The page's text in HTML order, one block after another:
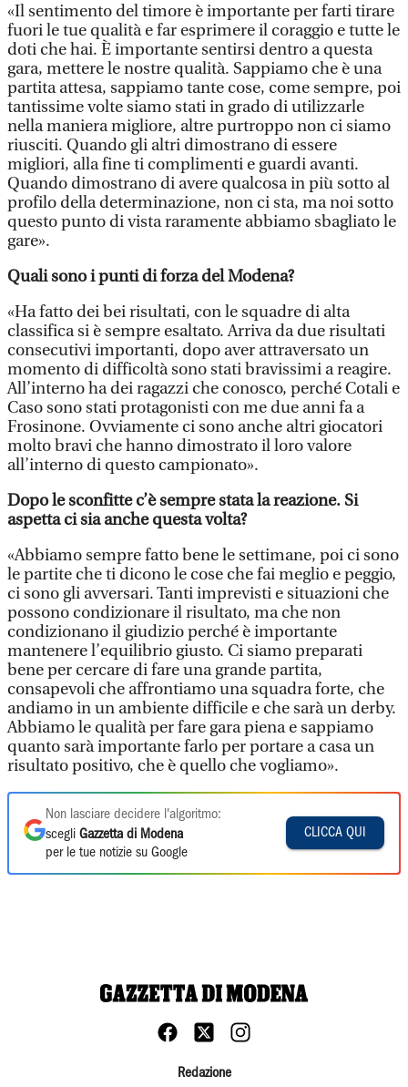
«Il sentimento del timore è importante per farti tirare
fuori le tue qualità e far esprimere il coraggio e tutte le
doti che hai. È importante sentirsi dentro a questa
gara, mettere le nostre qualità. Sappiamo che è una
partita attesa, sappiamo tante cose, come sempre, poi
tantissime volte siamo stati in grado di utilizzarle
nella maniera migliore, altre purtroppo non ci siamo
riusciti. Quando gli altri dimostrano di essere
migliori, alla fine ti complimenti e guardi avanti.
Quando dimostrano di avere qualcosa in più sotto al
profilo della determinazione, non ci sta, ma noi sotto
questo punto di vista raramente abbiamo sbagliato le
gare».
Quali sono i punti di forza del Modena?
«Ha fatto dei bei risultati, con le squadre di alta
classifica si è sempre esaltato. Arriva da due risultati
consecutivi importanti, dopo aver attraversato un
momento di difficoltà sono stati bravissimi a reagire.
All’interno ha dei ragazzi che conosco, perché Cotali e
Caso sono stati protagonisti con me due anni fa a
Frosinone. Ovviamente ci sono anche altri giocatori
molto bravi che hanno dimostrato il loro valore
all’interno di questo campionato».
Dopo le sconfitte c’è sempre stata la reazione. Si
aspetta ci sia anche questa volta?
«Abbiamo sempre fatto bene le settimane, poi ci sono
le partite che ti dicono le cose che fai meglio e peggio,
ci sono gli avversari. Tanti imprevisti e situazioni che
possono condizionare il risultato, ma che non
condizionano il giudizio perché è importante
mantenere l’equilibrio giusto. Ci siamo preparati
bene per cercare di fare una grande partita,
consapevoli che affrontiamo una squadra forte, che
andiamo in un ambiente difficile e che sarà un derby.
Abbiamo le qualità per fare gara piena e sappiamo
quanto sarà importante farlo per portare a casa un
risultato positivo, che è quello che vogliamo».
Non lasciare decidere l'algoritmo:
scegli Gazzetta di Modena
per le tue notizie su Google
CLICCA QUI
Redazione